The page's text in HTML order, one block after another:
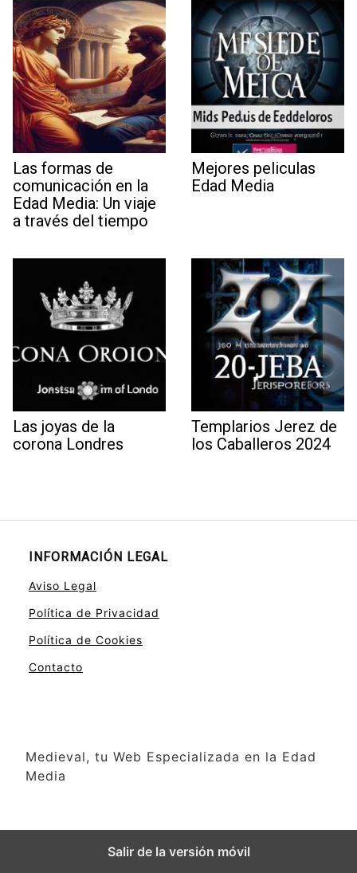
Las formas de
comunicación en la
Edad Media: Un viaje
a través del tiempo
Mejores peliculas
Edad Media
Las joyas de la
corona Londres
Templarios Jerez de
los Caballeros 2024
INFORMACIÓN LEGAL
Aviso Legal
Política de Privacidad
Política de Cookies
Contacto
Medieval, tu Web Especializada en la Edad
Media
Salir de la versión móvil